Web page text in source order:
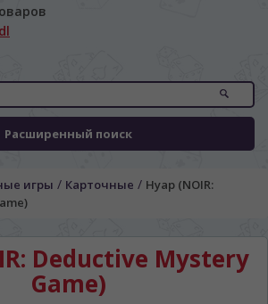
Расширенный поиск
игры / Карточные / Нуар (NOIR:
Deductive Mystery
Game)